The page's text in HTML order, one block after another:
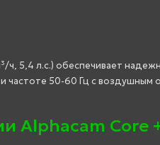
ч, 5,4 л.с.) обеспечивает
частоте 50-60 Гц с воздушным
Alphacam Core